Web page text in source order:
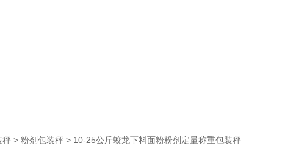
秤 > 粉剂包装秤 > 10-25公斤蛟龙下料面粉粉剂定量称重包装秤